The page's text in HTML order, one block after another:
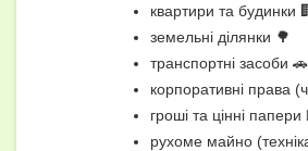
квартири та будинки
земельні ділянки 🌳
транспортні засоби 🚗
корпоративні права
гроші та цінні папери
рухоме майно